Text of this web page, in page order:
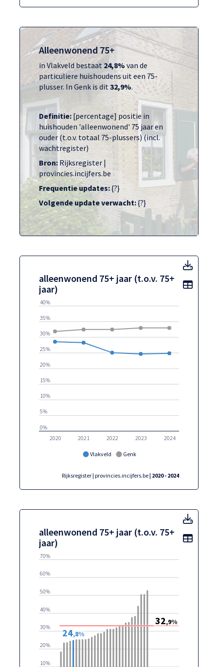
Alleenwonend 75+
in Vlakveld bestaat 24,8% van de
particuliere huishoudens uit een 75-
plusser. In Genk is dit 32,9%.
Definitie: [percentage] positie in
huishouden 'alleenwonend' 75 jaar en
ouder (t.o.v. totaal 75-plussers) (incl.
wachtregister)
Bron: Rijksregister |
provincies.incijfers.be
Frequentie updates:{?}
Volgende update verwacht:{?}
alleenwonend 75+ jaar (t.o.v. 75+
jaar)
Vlakveld Genk
2020 2021 2022 2023 2024
0%
5%
10%
15%
20%
25%
30%
35%
40%
Rijksregister | provincies.incijfers.be| 2020 - 2024
Toon
alleenwonend 75+ jaar (t.o.v. 75+
jaar)
10%
20%
30%
40%
50%
60%
70%
24,8%
32,9%
Toon